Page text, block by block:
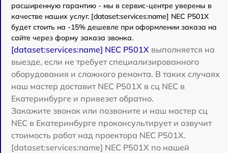
расширенную гарантию - мы в сервис-центре уверены в
качестве наших услуг. [dataset:services:name] NEC P501X
будет стоить на -15% дешевле при оформлении заказа на
сайте через форму заказа звонка.
[dataset:services:name] NEC P501X выполняется на
выезде, если не требует специализированного
оборудования и сложного ремонта. В таких случаях
наш мастер доставит NEC P501X в сц NEC в
Екатеринбурге и привезет обратно.
Закажите звонок или позвоните и наш мастер сц
NEC в Екатеринбурге проконсультирует и озвучит
стоимость работ над проектора NEC P501X.
[dataset:services:name] NEC P501X по нашей